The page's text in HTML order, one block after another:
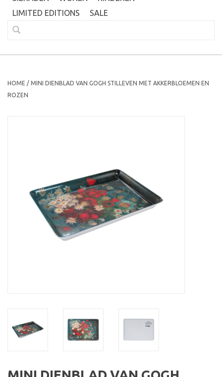
LIMITED EDITIONS
SALE
HOME / MINI DIENBLAD VAN GOGH STILLEVEN MET AKKERBLOEMEN EN
ROZEN